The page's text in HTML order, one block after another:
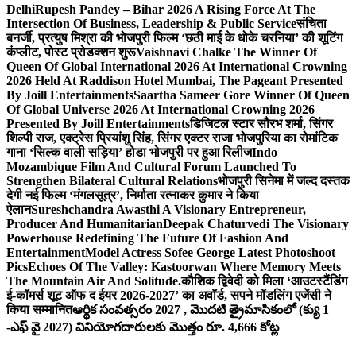
DelhiRupesh Pandey – Bihar 2026 A Rising Force At The
Intersection Of Business, Leadership & Public Serviceसंचिता
बनर्जी, प्रत्युष मिश्रा की भोजपुरी फिल्म ‘छठी माई के धोके चरनिया’ की शूटिंग
कंप्लीट, पोस्ट प्रोडक्शन शुरूVaishnavi Chalke The Winner Of
Queen Of Global International 2026 At International Crowning
2026 Held At Raddison Hotel Mumbai, The Pageant Presented
By Joill EntertainmentsSaartha Sameer Gore Winner Of Queen
Of Global Universe 2026 At International Crowning 2026
Presented By Joill Entertainmentsडिजिटल स्टार सौरभ शर्मा, सिंगर
शिल्पी राज, एक्ट्रेस प्रियांशु सिंह, सिंगर एक्टर राजा भोजपुरिया का रोमांटिक
गाना ‘सिल्क वाली सड़िया’ होडा भोजपुरी पर हुआ रिलीजIndo
Mozambique Film And Cultural Forum Launched To
Strengthen Bilateral Cultural Relationsभोजपुरी सिनेमा में जल्द दस्तक
देगी नई फिल्म ‘मंगलसूत्र’, निर्माता रत्नाकर कुमार ने किया
ऐलानSureshchandra Awasthi A Visionary Entrepreneur,
Producer And HumanitarianDeepak Chaturvedi The Visionary
Powerhouse Redefining The Future Of Fashion And
EntertainmentModel Actress Sofee George Latest Photoshoot
PicsEchoes Of The Valley: Kastoorwan Where Memory Meets
The Mountain Air And Solitude.कौशिक द्विवेदी को मिला ‘आउटस्टैंडिंग
ई-कॉमर्स शूट ऑफ द ईयर 2026-2027’ का अवॉर्ड, सपने मॉडलिंग एजेंसी ने
किया सम्मानितఆర్థిక సంవత్సరం 2027 , మొదటి త్రైమాసికంలో (క్యు 1
-ఎఫ్ వై 2027) వినియోగదారులకు మొత్తం రూ. 4,666 కోట్ల